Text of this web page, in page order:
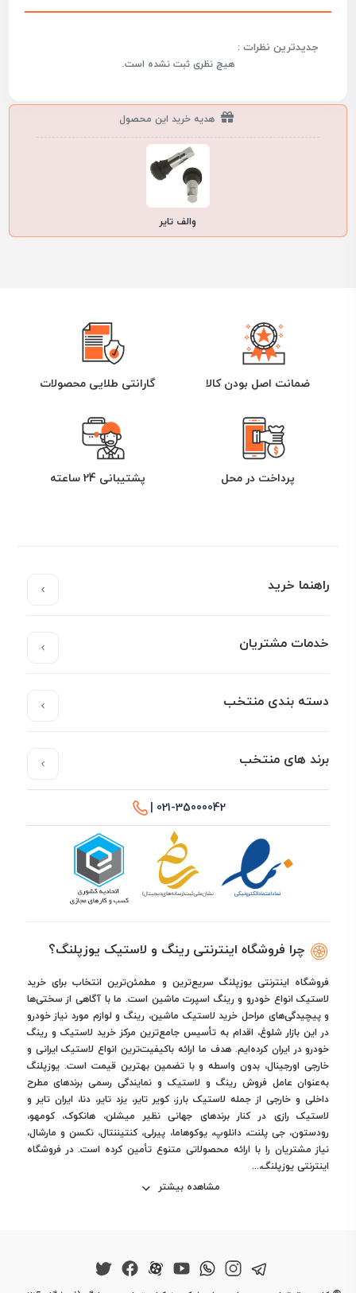
جدیدترین نظرات :
هیچ نظری ثبت نشده است.
هدیه خرید این محصول
والف تایر
ضمانت اصل بودن کالا گارانتی طلایی محصولات
پرداخت در محل پشتیبانی 24 ساعته
راهنما خرید
خدمات مشتریان
دسته بندی منتخب
برند های منتخب
021-35000042 |
چرا فروشگاه اینترنتی رینگ و لاستیک یوزپلنگ؟
فروشگاه اینترنتی یوزپلنگ سریع‌ترین و مطمئن‌ترین انتخاب برای خرید
لاستیک انواع خودرو و رینگ اسپرت ماشین است. ما با آگاهی از سختی‌ها
و پیچیدگی‌های مراحل خرید لاستیک ماشین، رینگ و لوازم مورد نیاز خودرو
در این بازار شلوغ، اقدام به تأسیس جامع‌ترین مرکز خرید لاستیک و رینگ
خودرو در ایران کرده‌ایم. هدف ما ارائه باکیفیت‌ترین انواع لاستیک ایرانی و
خارجی اورجینال، بدون واسطه و با تضمین بهترین قیمت است. یوزپلنگ
به‌عنوان عامل فروش رینگ و لاستیک و نمایندگی رسمی برندهای مطرح
داخلی و خارجی از جمله لاستیک بارز، کویر تایر، یزد تایر، دنا، ایران تایر و
لاستیک رازی در کنار برندهای جهانی نظیر میشلن، هانکوک، کومهو،
رودستون، جی پلنت، دانلوپ، یوکوهاما، پیرلی، کنتیننتال، نکسن و مارشال،
نیاز مشتریان را با ارائه محصولاتی متنوع تأمین کرده است. در فروشگاه
اینترنتی یوزپلنگ،...
مشاهده بیشتر